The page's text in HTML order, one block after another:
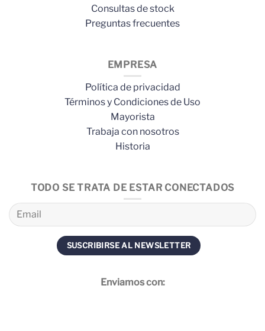
Consultas de stock
Preguntas frecuentes
EMPRESA
Política de privacidad
Términos y Condiciones de Uso
Mayorista
Trabaja con nosotros
Historia
TODO SE TRATA DE ESTAR CONECTADOS
Enviamos con: